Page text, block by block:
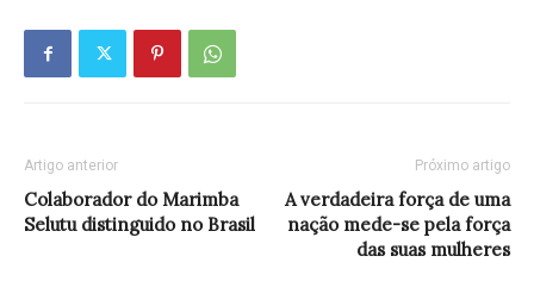
Artigo anterior
Colaborador do Marimba
Selutu distinguido no Brasil
Próximo artigo
A verdadeira força de uma
nação mede-se pela força
das suas mulheres